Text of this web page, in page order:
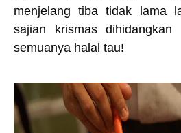
menjelang tiba tidak lama
sajian krismas
semuanya halal tau!